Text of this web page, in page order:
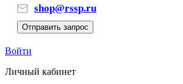
shop@rssp.ru
Отправить запрос
Войти
Личный кабинет